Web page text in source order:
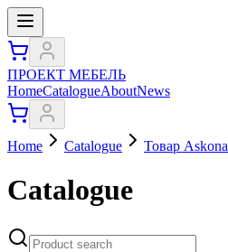
ПРОЕКТ МЕБЕЛЬ
HomeCatalogueAboutNews
Home Catalogue Товар Askona
Catalogue